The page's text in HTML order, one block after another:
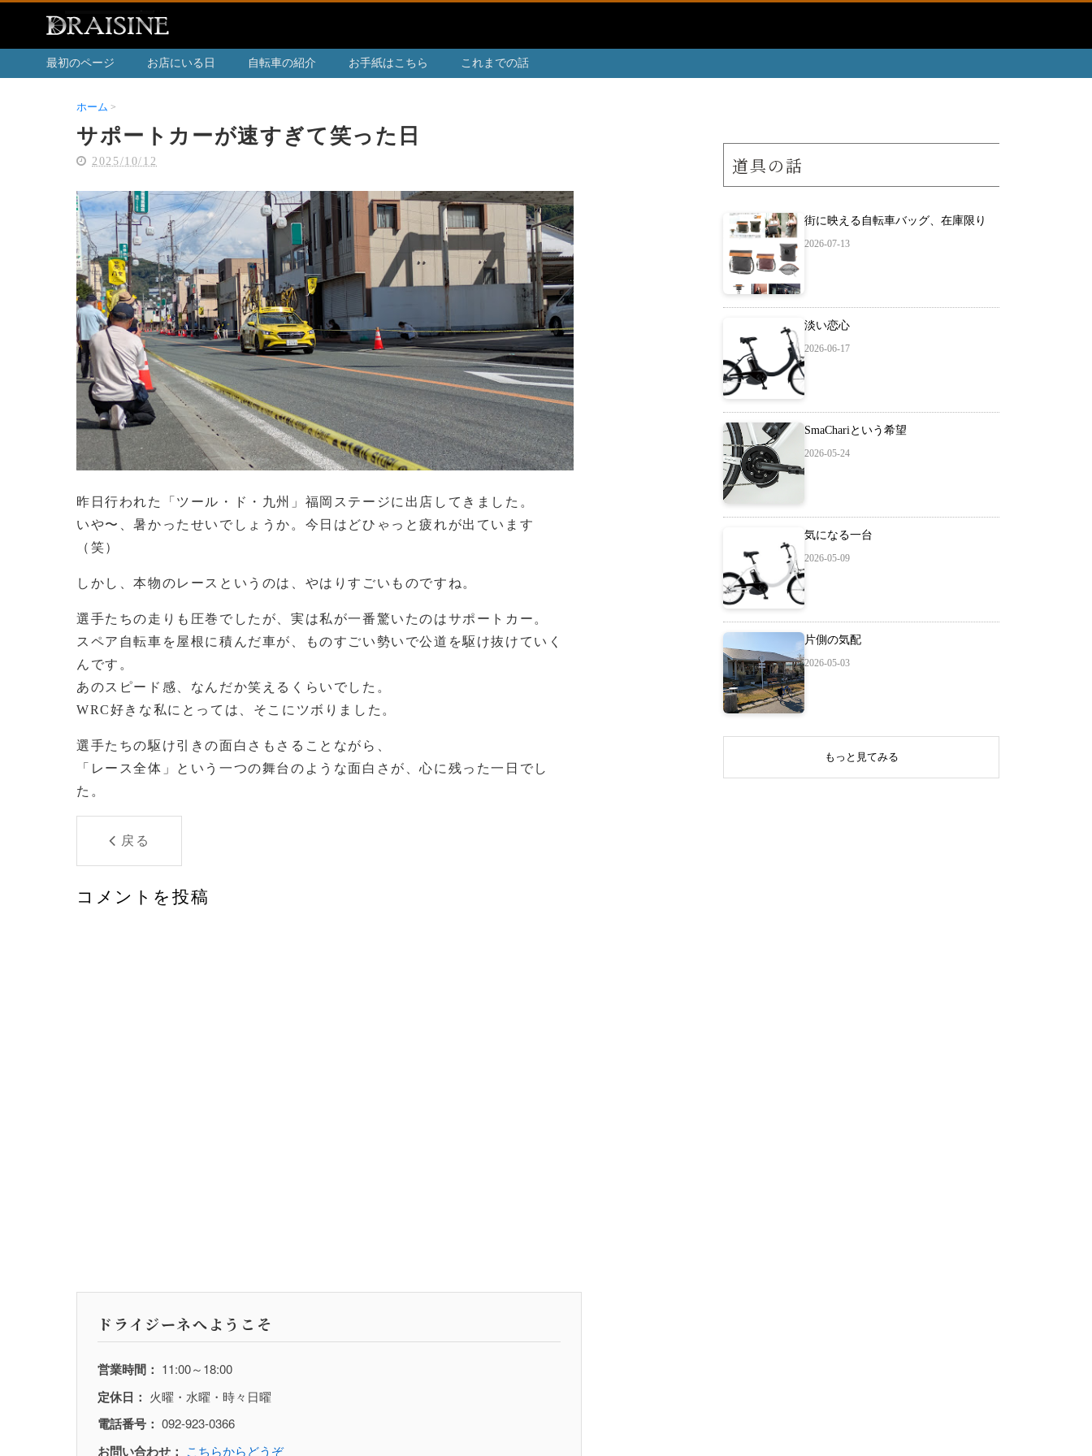
最初のページ お店にいる日 自転車の紹介 お手紙はこちら これまでの話
ホーム
サポートカーが速すぎて笑った日
2025/10/12
昨日行われた「ツール・ド・九州」福岡ステージに出店してきました。
いや〜、暑かったせいでしょうか。今日はどひゃっと疲れが出ています
（笑）
しかし、本物のレースというのは、やはりすごいものですね。
選手たちの走りも圧巻でしたが、実は私が一番驚いたのはサポートカー。
スペア自転車を屋根に積んだ車が、ものすごい勢いで公道を駆け抜けていく
んです。
あのスピード感、なんだか笑えるくらいでした。
WRC好きな私にとっては、そこにツボりました。
選手たちの駆け引きの面白さもさることながら、
「レース全体」という一つの舞台のような面白さが、心に残った一日でし
た。
戻る
コメントを投稿
ドライジーネへようこそ
営業時間： 11:00～18:00
定休日： 火曜・水曜・時々日曜
電話番号： 092-923-0366
お問い合わせ： こちらからどうぞ
道具の話
街に映える自転車バッグ、在庫限り
2026-07-13
淡い恋心
2026-06-17
SmaChariという希望
2026-05-24
気になる一台
2026-05-09
片側の気配
2026-05-03
もっと見てみる